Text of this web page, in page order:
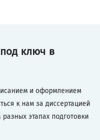
ключ в
и оформлением
к нам за диссертацией
этапах подготовки